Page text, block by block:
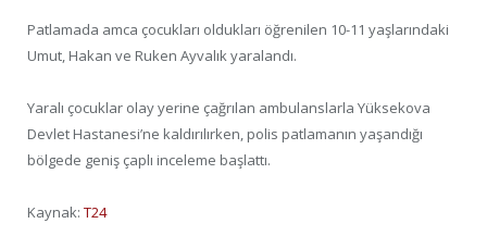
Patlamada amca çocukları oldukları öğrenilen 10-11 yaşlarındaki
Umut, Hakan ve Ruken Ayvalık yaralandı.
Yaralı çocuklar olay yerine çağrılan ambulanslarla Yüksekova
Devlet Hastanesi’ne kaldırılırken, polis patlamanın yaşandığı
bölgede geniş çaplı inceleme başlattı.
Kaynak: T24